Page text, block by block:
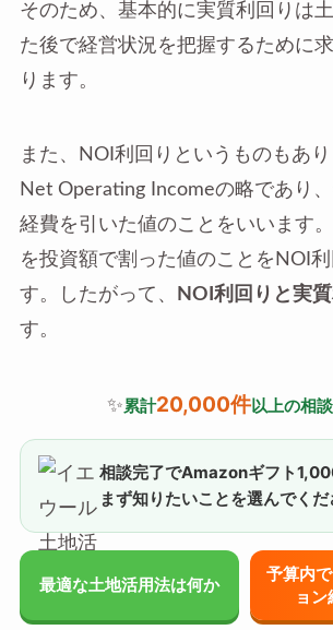
そのため、基本的に実質利回りは
た後で経営状況を把握するために
ります。
また、NOI利回りというものもあ
Net Operating Incomeの略であり
経費を引いた値のことをいいます
を投資額で割った値のことをNOI
す。したがって、
NOI利回りと実
す。
✨累計20,000件以上の相
相談完了でAmazonギフト
まず知りたいことを選んでくだ
最適な土地活用法は何か
予算内
ョ